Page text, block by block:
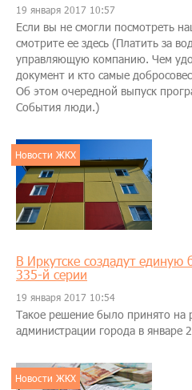
19 января 2017 10:57
Если вы не смогли посмотреть
смотрите ее здесь (Платить за
управляющую компанию. Чем
документ и кто самые
Об этом очередной выпуск
События люди.)
Новости ЖКХ
В Иркутске создадут
335-й серии
19 января 2017 10:54
Такое решение было принято на
администрации города в январе
Новости ЖКХ